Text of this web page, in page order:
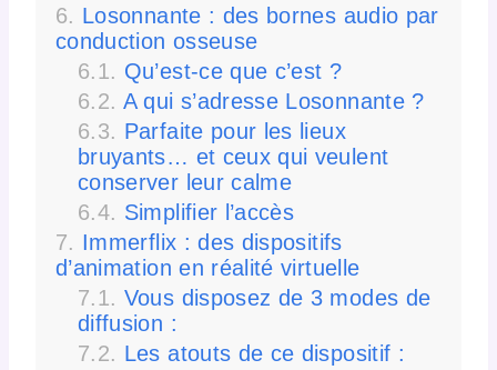
Losonnante : des bornes audio par
conduction osseuse
Qu’est-ce que c’est ?
A qui s’adresse Losonnante ?
Parfaite pour les lieux
bruyants… et ceux qui veulent
conserver leur calme
Simplifier l’accès
Immerflix : des dispositifs
d’animation en réalité virtuelle
Vous disposez de 3 modes de
diffusion :
Les atouts de ce dispositif :